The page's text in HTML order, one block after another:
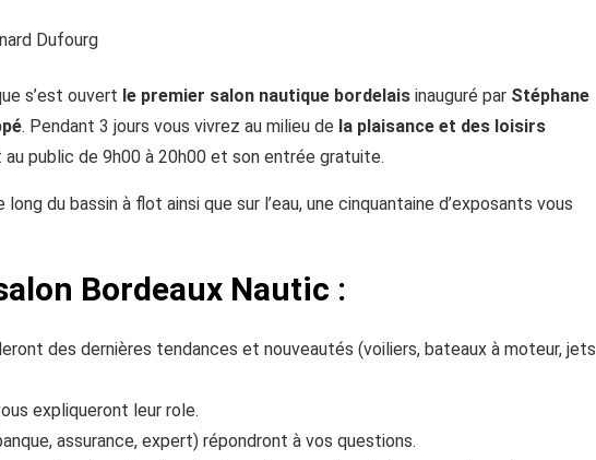
Dufourg
s’est ouvert le premier salon nautique bordelais inauguré par Stéphane
. Pendant 3 jours vous vivrez au milieu de la plaisance et des loisirs
public de 9h00 à 20h00 et son entrée gratuite.
du bassin à flot ainsi que sur l’eau, une cinquantaine d’exposants vous
Bordeaux Nautic :
des dernières tendances et nouveautés (voiliers, bateaux à moteur, jets
expliqueront leur role.
assurance, expert) répondront à vos questions.